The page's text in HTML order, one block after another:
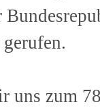
uns zum